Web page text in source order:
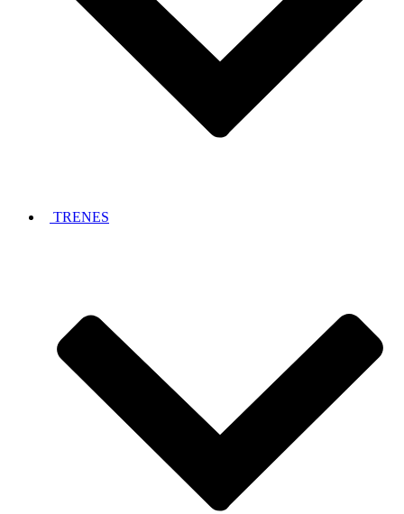
TRENES